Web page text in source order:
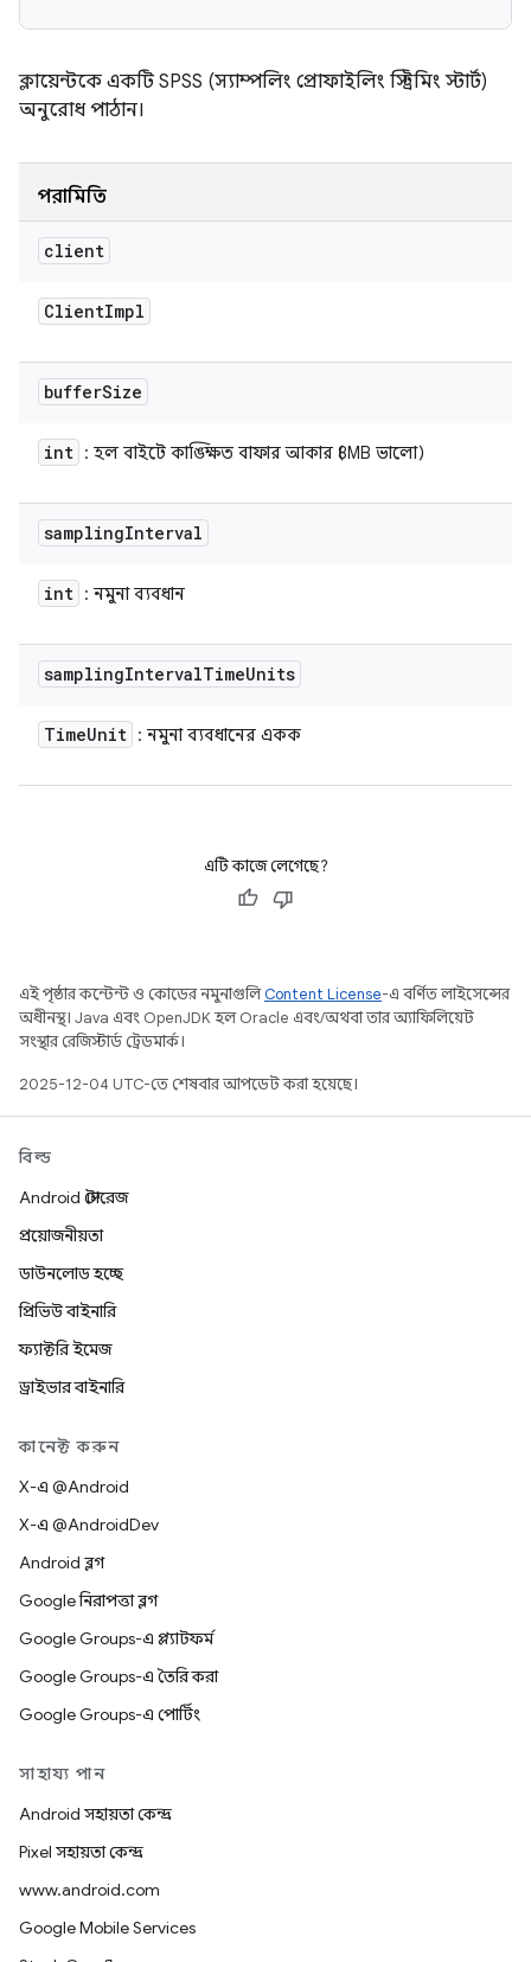
ক্লায়েন্টকে একটি SPSS (স্যাম্পলিং প্রোফাইলিং স্ট্রিমিং স্টার্ট)
অনুরোধ পাঠান।
পরামিতি
client
ClientImpl
bufferSize
int : হল বাইটে কাঙ্ক্ষিত বাফার আকার (8MB ভালো)
samplingInterval
int : নমুনা ব্যবধান
samplingIntervalTimeUnits
TimeUnit : নমুনা ব্যবধানের একক
এটি কাজে লেগেছে?
এই পৃষ্ঠার কন্টেন্ট ও কোডের নমুনাগুলিContent License-এ বর্ণিত লাইসেন্সের
অধীনস্থ। Java এবং OpenJDK হল Oracle এবং/অথবা তার অ্যাফিলিয়েট
সংস্থার রেজিস্টার্ড ট্রেডমার্ক।
2025-12-04 UTC-তে শেষবার আপডেট করা হয়েছে।
বিল্ড
Android স্টোরেজ
প্রয়োজনীয়তা
ডাউনলোড হচ্ছে
প্রিভিউ বাইনারি
ফ্যাক্টরি ইমেজ
ড্রাইভার বাইনারি
কানেক্ট করুন
X-এ @Android
X-এ @AndroidDev
Android ব্লগ
Google নিরাপত্তা ব্লগ
Google Groups-এ প্ল্যাটফর্ম
Google Groups-এ তৈরি করা
Google Groups-এ পোর্টিং
সাহায্য পান
Android সহায়তা কেন্দ্র
Pixel সহায়তা কেন্দ্র
www.android.com
Google Mobile Services